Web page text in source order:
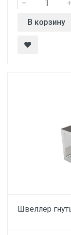
В корзину
Швеллер